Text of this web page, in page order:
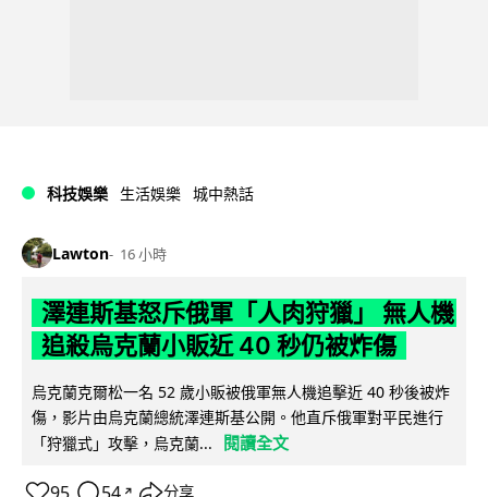
科技娛樂 生活娛樂 城中熱話
Lawton 16 小時
澤連斯基怒斥俄軍「人肉狩獵」 無人機
追殺烏克蘭小販近 40 秒仍被炸傷
烏克蘭克爾松一名 52 歲小販被俄軍無人機追擊近 40 秒後被炸
傷，影片由烏克蘭總統澤連斯基公開。他直斥俄軍對平民進行
「狩獵式」攻擊，烏克蘭...
閱讀全文
↗ 分享